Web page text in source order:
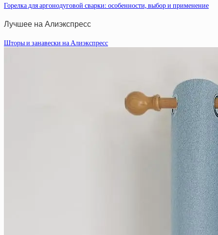
Горелка для аргонодуговой сварки: особенности, выбор и применение
Лучшее на Алиэкспресс
Шторы и занавески на Алиэкспресс